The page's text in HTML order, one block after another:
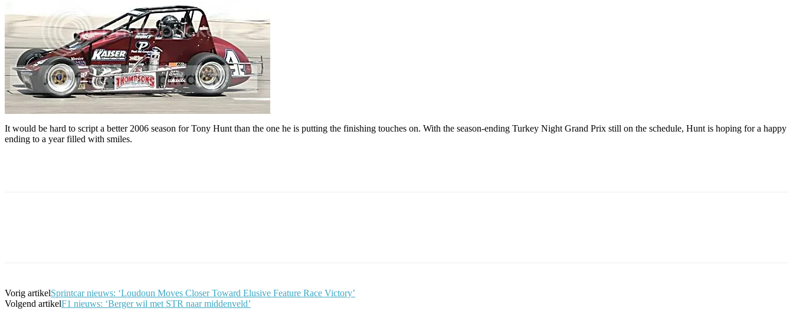
It would be hard to script a better 2006 season for Tony Hunt than the one he is putting the finishing touches on. With the season-ending Turkey Night Grand Prix still on the schedule, Hunt is hoping for a happy
ending to a year filled with smiles.
Vorig artikelSprintcar nieuws: ‘Loudoun Moves Closer Toward Elusive Feature Race Victory’
Volgend artikelF1 nieuws: ‘Berger wil met STR naar middenveld’